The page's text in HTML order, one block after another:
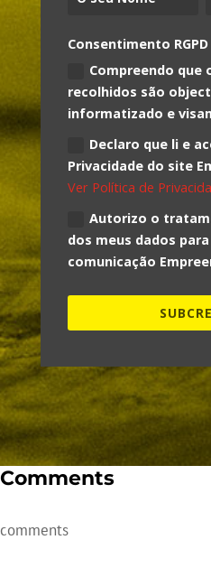
Consentimento RGPD
Compreendo que
recolhidos são
informatizado e
Declaro que li e
Privacidade do site
Ver Política de
Autorizo o
dos meus dados
comunicação
Comments
comments